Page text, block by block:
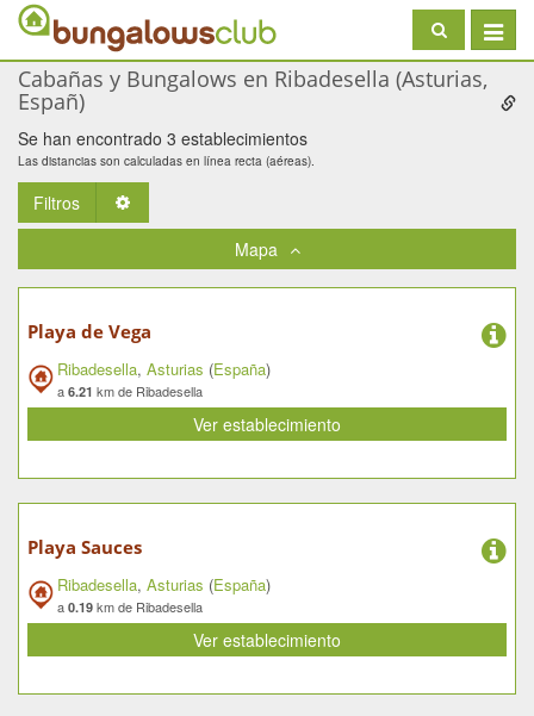
Toggle
Cabañas y Bungalows en Ribadesella (Asturias,
Españ)
Se han encontrado 3 establecimientos
Las distancias son calculadas en línea recta (aéreas).
Filtros
Mapa
Playa de Vega
Ribadesella, Asturias (España)
a 6.21 km de Ribadesella
Ver establecimiento
Playa Sauces
Ribadesella, Asturias (España)
a 0.19 km de Ribadesella
Ver establecimiento